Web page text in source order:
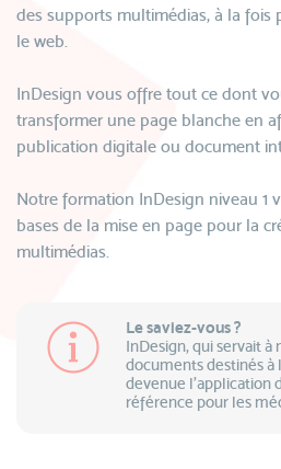
des supports multimédias, à la fois
le web.
InDesign vous offre tout ce dont
transformer une page blanche en
publication digitale ou document
Notre formation InDesign niveau 1
bases de la mise en page pour la
multimédias.
Le saviez-vous ?
InDesign, qui servait
documents destinés à
devenue l'application
référence pour les